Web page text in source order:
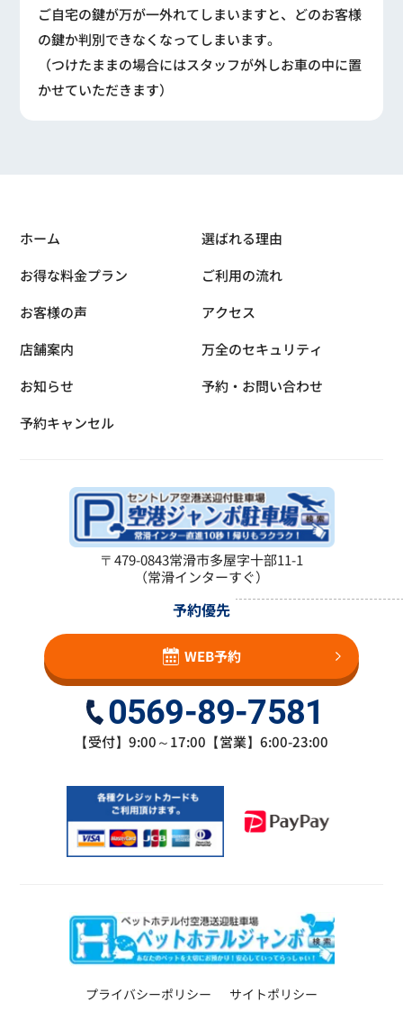
ご自宅の鍵が万が一外れてしまいますと、どのお客様
の鍵か判別できなくなってしまいます。
（つけたままの場合にはスタッフが外しお車の中に置
かせていただきます）
ホーム
選ばれる理由
お得な料金プラン
ご利用の流れ
お客様の声
アクセス
店舗案内
万全のセキュリティ
お知らせ
予約・お問い合わせ
予約キャンセル
〒479-0843常滑市多屋字十部11-1
（常滑インターすぐ）
予約優先
WEB予約
0569-89-7581
【受付】9:00～17:00【営業】6:00-23:00
プライバシーポリシー サイトポリシー